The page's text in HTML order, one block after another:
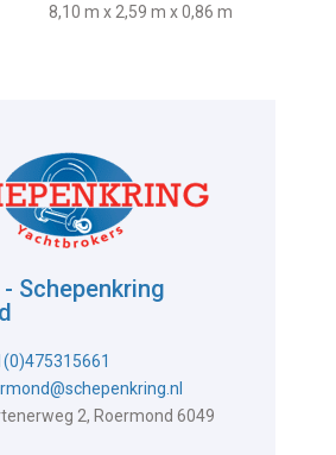
8,10 m x 2,59 m x 0,86 m
Schepenkring
2, Roermond 6049